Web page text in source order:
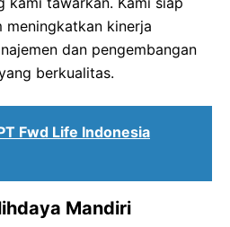
meningkatkan kinerja
dan pengembangan
berkualitas.
Fwd Life Indonesia
Mandiri